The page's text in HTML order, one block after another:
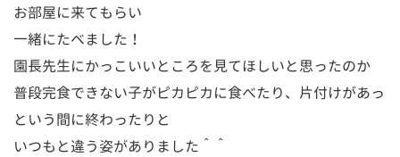
お部屋に来てもらい
一緒にたべました！
園長先生にかっこいいところを見てほしいと思ったのか
普段完食できない子がピカピカに食べたり、片付けがあっ
という間に終わったりと
いつもと違う姿がありました＾＾